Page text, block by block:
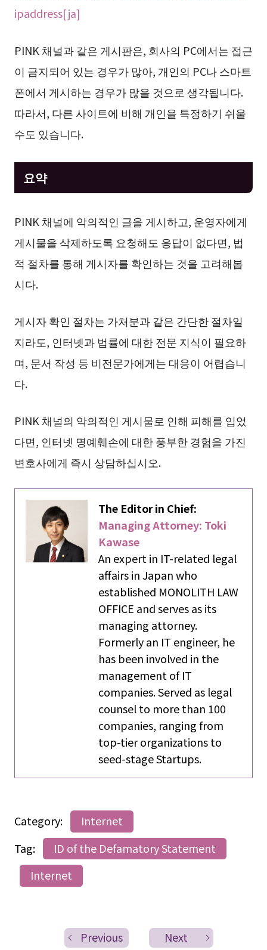
ipaddress[ja]
PINK 채널과 같은 게시판은, 회사의 PC에서는 접근
이 금지되어 있는 경우가 많아, 개인의 PC나 스마트
폰에서 게시하는 경우가 많을 것으로 생각됩니다.
따라서, 다른 사이트에 비해 개인을 특정하기 쉬울
수도 있습니다.
요약
PINK 채널에 악의적인 글을 게시하고, 운영자에게
게시물을 삭제하도록 요청해도 응답이 없다면, 법
적 절차를 통해 게시자를 확인하는 것을 고려해봅
시다.
게시자 확인 절차는 가처분과 같은 간단한 절차일
지라도, 인터넷과 법률에 대한 전문 지식이 필요하
며, 문서 작성 등 비전문가에게는 대응이 어렵습니
다.
PINK 채널의 악의적인 게시물로 인해 피해를 입었
다면, 인터넷 명예훼손에 대한 풍부한 경험을 가진
변호사에게 즉시 상담하십시오.
The Editor in Chief:
Managing Attorney: Toki
Kawase
An expert in IT-related legal
affairs in Japan who
established MONOLITH LAW
OFFICE and serves as its
managing attorney.
Formerly an IT engineer, he
has been involved in the
management of IT
companies. Served as legal
counsel to more than 100
companies, ranging from
top-tier organizations to
seed-stage Startups.
Category:
Internet
Tag:
ID of the Defamatory Statement
Internet
Previous Next